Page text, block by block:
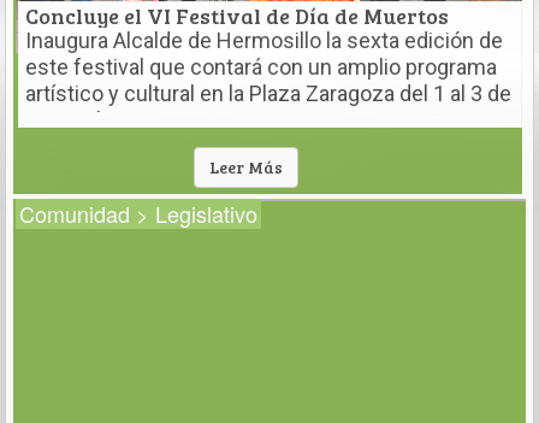
Concluye el VI Festival de Día de Muertos
Inaugura Alcalde de Hermosillo la sexta edición de
este festival que contará con un amplio programa
artístico y cultural en la Plaza Zaragoza del 1 al 3 de
noviembre
Leer Más
Comunidad > Legislativo